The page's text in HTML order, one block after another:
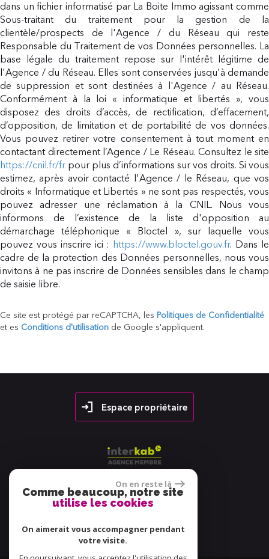
dans un fichier informatisé par La Boite Immo agissant comme
Sous-traitant du traitement pour la gestion de la
clientèle/prospects de l'Agence / du Réseau qui reste
Responsable du Traitement de vos Données personnelles. La
base légale du traitement repose sur l'intérêt légitime de
l'Agence / du Réseau. Elles sont conservées jusqu'à demande
de suppression et sont destinées à l'Agence / au Réseau.
Conformément à la loi « informatique et libertés », vous
disposez des droits d’accès, de rectification, d’effacement,
d’opposition, de limitation et de portabilité de vos données.
Vous pouvez retirer votre consentement à tout moment en
contactant directement l’Agence / Le Réseau. Consultez le site
https://cnil.fr/fr pour plus d’informations sur vos droits. Si vous
estimez, après avoir contacté l'Agence / le Réseau, que vos
droits « Informatique et Libertés » ne sont pas respectés, vous
pouvez adresser une réclamation à la CNIL. Nous vous
informons de l’existence de la liste d'opposition au
démarchage téléphonique « Bloctel », sur laquelle vous
pouvez vous inscrire ici : https://www.bloctel.gouv.fr. Dans le
cadre de la protection des Données personnelles, nous vous
invitons à ne pas inscrire de Données sensibles dans le champ
de saisie libre.
Ce site est protégé par reCAPTCHA, les Politiques de Confidentialité
et es Conditions d'utilisation de Google s'appliquent.
Espace propriétaire
38 avis
On en reste là
Comme beaucoup, notre site
utilise les cookies
On aimerait vous accompagner pendant
votre visite.